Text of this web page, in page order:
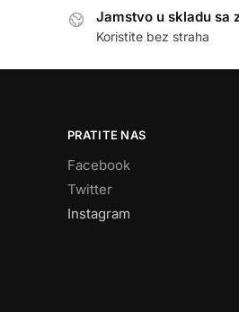
Jamstvo u skladu sa
Koristite bez straha
PRATITE NAS
Facebook
Twitter
Instagram